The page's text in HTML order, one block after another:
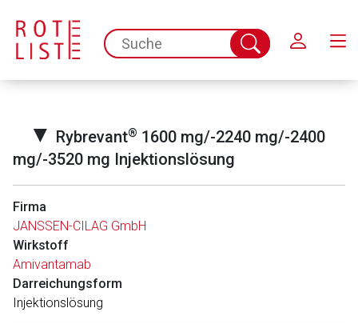
spc.search.input.placeholder
Suche
abschicken
▼ Rybrevant® 1600 mg/-2240 mg/-2400
mg/-3520 mg Injektionslösung
Firma
JANSSEN-CILAG GmbH
Wirkstoff
Amivantamab
Darreichungsform
Injektionslösung
Aufruf einer externen Seite
Der von Ihnen aufgerufene Link öffnet eine externe Web-
Seite. Für die Inhalte der externen Web-Seite ist deren